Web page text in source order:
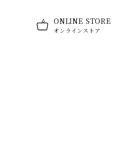
ONLINE STORE
オンラインストア